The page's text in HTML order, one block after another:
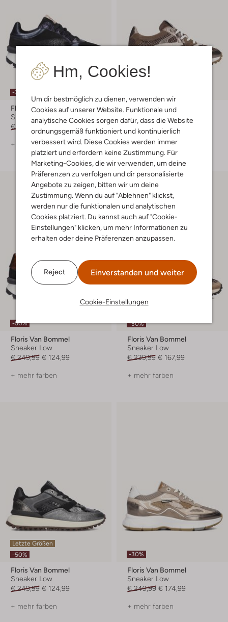
Hm, Cookies!
Um dir bestmöglich zu dienen, verwenden wir
Cookies auf unserer Website. Funktionale und
analytische Cookies sorgen dafür, dass die Website
ordnungsgemäß funktioniert und kontinuierlich
verbessert wird. Diese Cookies werden immer
platziert und erfordern keine Zustimmung. Für
Marketing-Cookies, die wir verwenden, um deine
Präferenzen zu verfolgen und dir personalisierte
Angebote zu zeigen, bitten wir um deine
Zustimmung. Wenn du auf "Ablehnen" klickst,
werden nur die funktionalen und analytischen
Cookies platziert. Du kannst auch auf "Cookie-
Einstellungen" klicken, um mehr Informationen zu
erhalten oder deine Präferenzen anzupassen.
Reject Einverstanden und weiter
Cookie-Einstellungen
-30%
Floris Van Bommel
Sneaker Low
€ 249,99
€ 174,99
+ mehr farben
Floris Van Bommel
Sneaker Low
€ 249,99
€ 174,99
+ mehr farben
-50%
Floris Van Bommel
Sneaker Low
€ 249,99 € 124,99
+ mehr farben
-30%
Floris Van Bommel
Sneaker Low
€ 239,99 € 167,99
+ mehr farben
Letzte Größen
-50%
Floris Van Bommel
Sneaker Low
€ 249,99 € 124,99
+ mehr farben
-30%
Floris Van Bommel
Sneaker Low
€ 249,99 € 174,99
+ mehr farben